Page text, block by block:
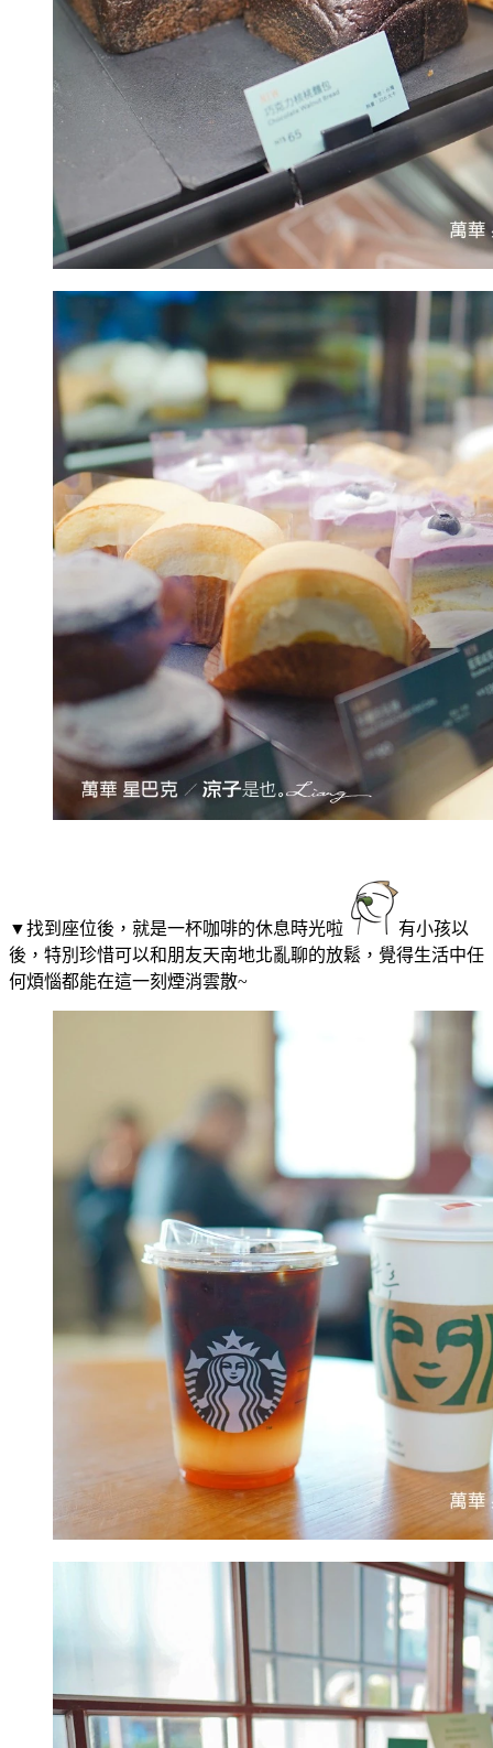
▼找到座位後，就是一杯咖啡的休息時光啦
有小孩以
後，特別珍惜可以和朋友天南地北亂聊的放鬆，覺得生活中任
何煩惱都能在這一刻煙消雲散~